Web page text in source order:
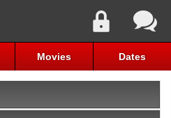
Movies Dates